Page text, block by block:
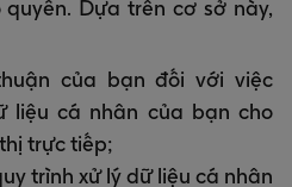
Dựa trên cơ sở này,
của bạn đối với việc
liệu cá nhân của bạn cho
trực tiếp;
trình xử lý dữ liệu cá nhân